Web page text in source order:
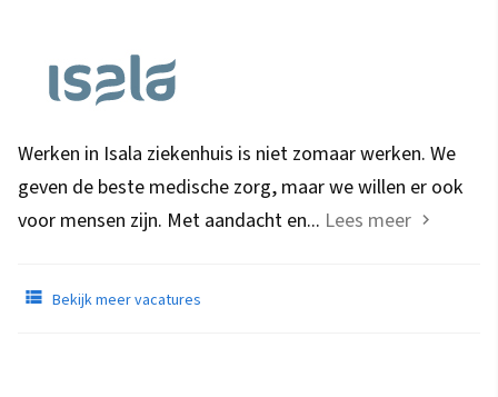
Werken in Isala ziekenhuis is niet zomaar werken. We
geven de beste medische zorg, maar we willen er ook
voor mensen zijn. Met aandacht en... Lees meer
Bekijk meer vacatures